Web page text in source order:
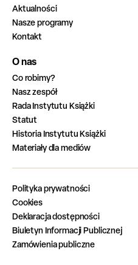
Aktualności
Nasze programy
Kontakt
O nas
Co robimy?
Nasz zespół
Rada Instytutu Książki
Statut
Historia Instytutu Książki
Materiały dla mediów
Polityka prywatności
Cookies
Deklaracja dostępności
Biuletyn Informacji Publicznej
Zamówienia publiczne